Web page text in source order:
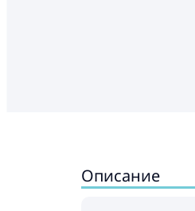
Описание